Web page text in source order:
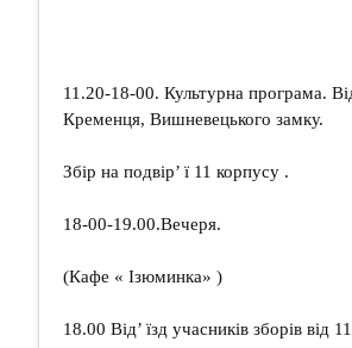
11.20-18-00. Культурна програма.
Кременця, Вишневецького замку.
Збір на подвір’ ї 11 корпусу .
18-00-19.00.Вечеря.
(Кафе « Ізюминка» )
18.00 Від’ їзд учасників зборів від